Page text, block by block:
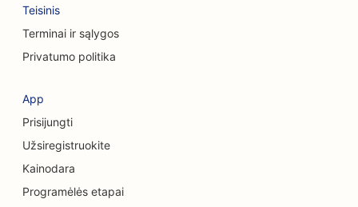
SEO kavos parduotuvėms
SEO kosmetikos chirurgams
SEO konsultacinėms įmonėms
Delis SEO
SEO skolų konsultavimo paslaugoms
Teisinis
Terminai ir sąlygos
Privatumo politika
App
Prisijungti
Užsiregistruokite
Kainodara
Programėlės etapai